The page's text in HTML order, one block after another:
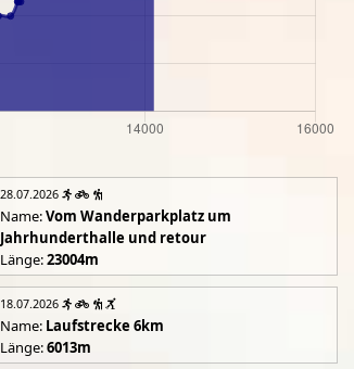
28.07.2026
Name:Vom Wanderparkplatz um
Jahrhunderthalle und retour
Länge:23004m
18.07.2026
Name: Laufstrecke 6km
Länge:6013m